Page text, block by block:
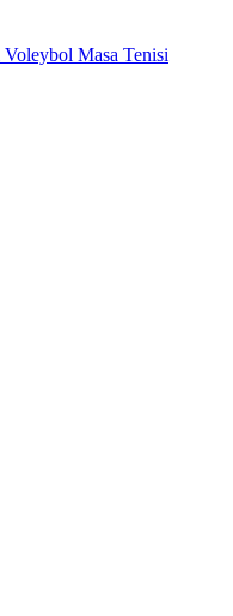
Voleybol Masa Tenisi